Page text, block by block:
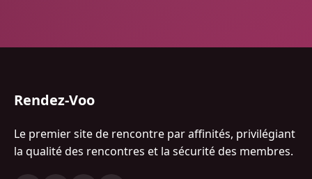
Rendez-Voo
Le premier site de rencontre par affinités, privilégiant
la qualité des rencontres et la sécurité des membres.